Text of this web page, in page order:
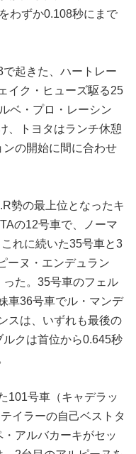
わずか0.108秒にまで
起きた、ハートレー
イク・ヒューズ駆る25
ベ・プロ・レーシン
、トヨタはランチ休憩
の開始に間に合わせ
勢の最上位となったキ
の12号車で、ノーマ
れに続いた35号車と3
ーヌ・エンデュラン
た。35号車のフェル
車36号車でル・マンデ
スは、いずれも最後の
クは首位から0.645秒
101号車（キャデラッ
イラーの自己ベストタ
アルバカーキがセッ